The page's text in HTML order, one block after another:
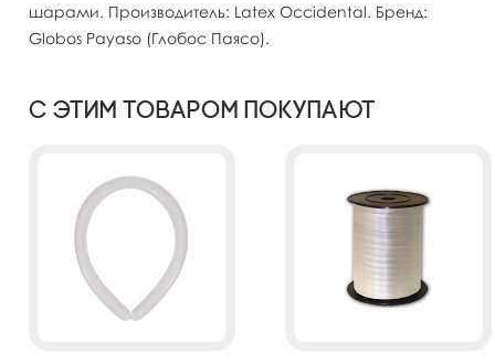
шарами. Производитель: Latex Occidental. Бренд:
Globos Payaso (Глобос Паясо).
С этим товаром покупают